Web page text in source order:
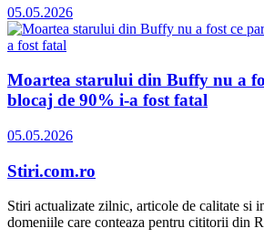
05.05.2026
Moartea starului din Buffy nu a
blocaj de 90% i-a fost fatal
05.05.2026
Stiri.com.ro
Stiri actualizate zilnic, articole de calitate si
domeniile care conteaza pentru cititorii din